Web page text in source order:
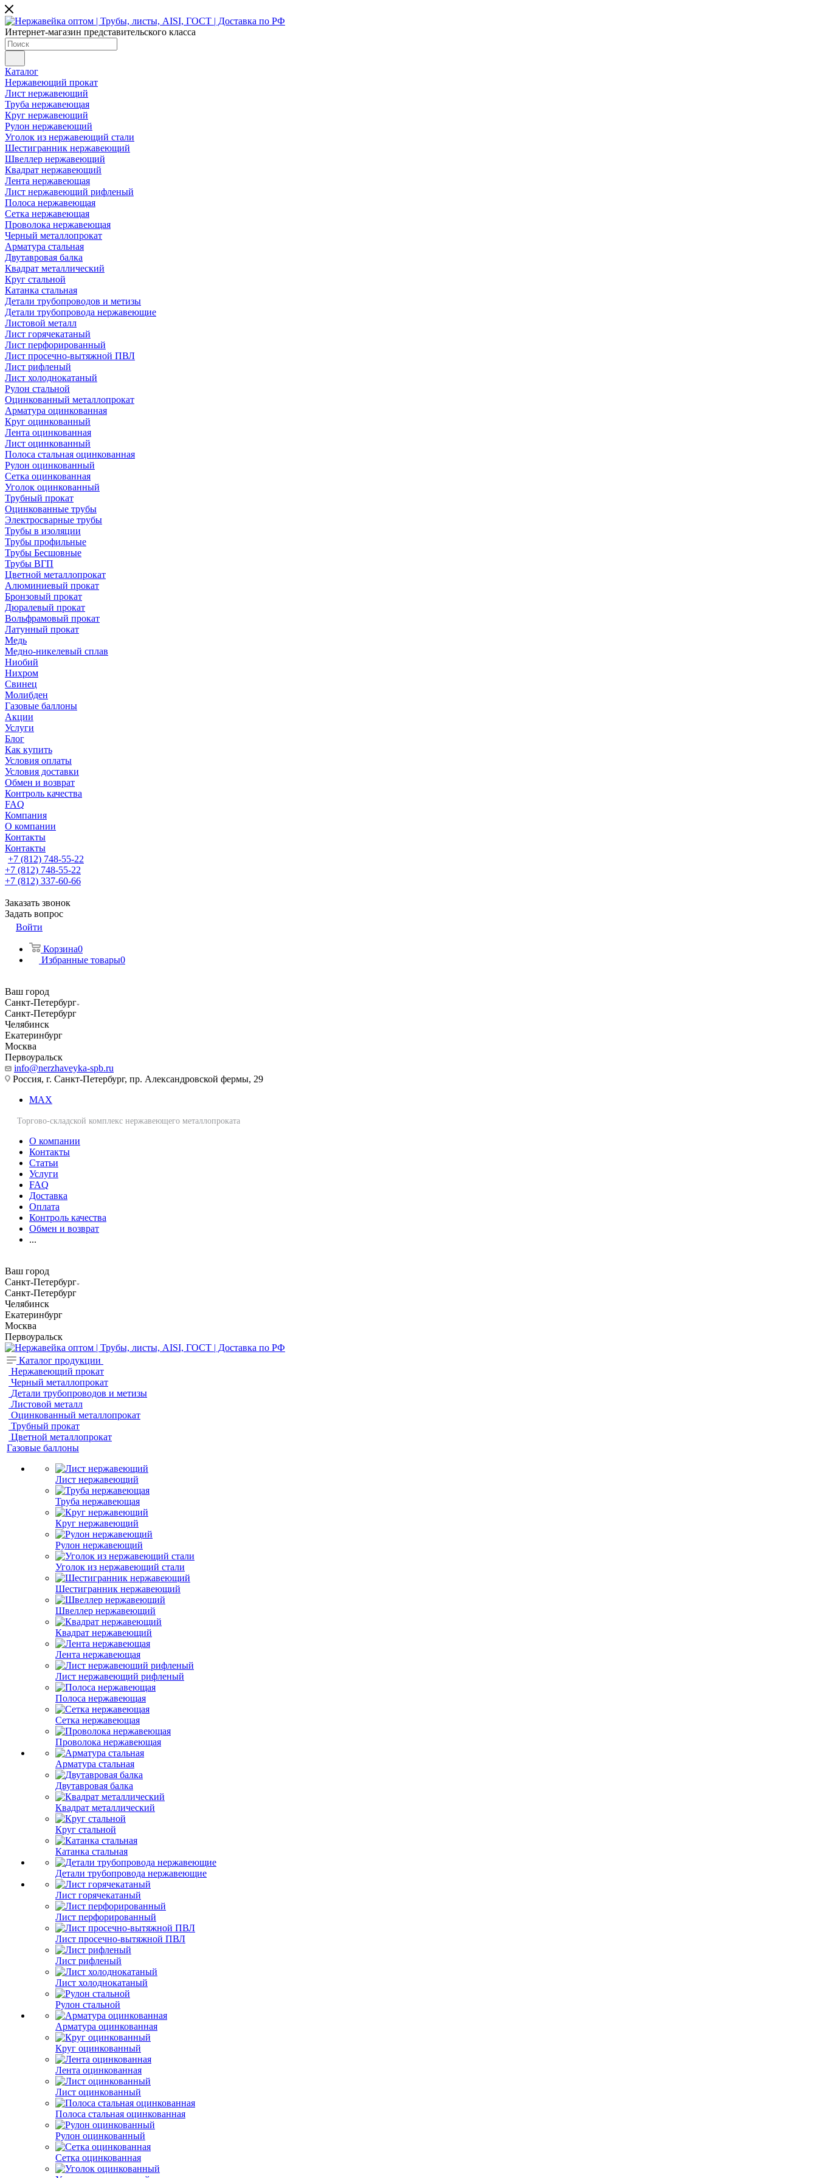
Интернет-магазин представительского класса
Каталог
Нержавеющий прокат
Лист нержавеющий
Труба нержавеющая
Круг нержавеющий
Рулон нержавеющий
Уголок из нержавеющий стали
Шестигранник нержавеющий
Швеллер нержавеющий
Квадрат нержавеющий
Лента нержавеющая
Лист нержавеющий рифленый
Полоса нержавеющая
Сетка нержавеющая
Проволока нержавеющая
Черный металлопрокат
Арматура стальная
Двутавровая балка
Квадрат металлический
Круг стальной
Катанка стальная
Детали трубопроводов и метизы
Детали трубопровода нержавеющие
Листовой металл
Лист горячекатаный
Лист перфорированный
Лист просечно-вытяжной ПВЛ
Лист рифленый
Лист холоднокатаный
Рулон стальной
Оцинкованный металлопрокат
Арматура оцинкованная
Круг оцинкованный
Лента оцинкованная
Лист оцинкованный
Полоса стальная оцинкованная
Рулон оцинкованный
Сетка оцинкованная
Уголок оцинкованный
Трубный прокат
Оцинкованные трубы
Электросварные трубы
Трубы в изоляции
Трубы профильные
Трубы Бесшовные
Трубы ВГП
Цветной металлопрокат
Алюминиевый прокат
Бронзовый прокат
Дюралевый прокат
Вольфрамовый прокат
Латунный прокат
Медь
Медно-никелевый сплав
Ниобий
Нихром
Свинец
Молибден
Газовые баллоны
Акции
Услуги
Блог
Как купить
Условия оплаты
Условия доставки
Обмен и возврат
Контроль качества
FAQ
Компания
О компании
Контакты
Контакты
+7 (812) 748-55-22
+7 (812) 748-55-22
+7 (812) 337-60-66
Заказать звонок
Задать вопрос
Войти
Корзина0
Избранные товары0
Ваш город
Санкт-Петербург
Санкт-Петербург
Челябинск
Екатеринбург
Москва
Первоуральск
info@nerzhaveyka-spb.ru
Россия, г. Санкт-Петербург, пр. Александровской фермы, 29
MAX
Торгово-складской комплекс нержавеющего металлопроката
О компании
Контакты
Статьи
Услуги
FAQ
Доставка
Оплата
Контроль качества
Обмен и возврат
...
Ваш город
Санкт-Петербург
Санкт-Петербург
Челябинск
Екатеринбург
Москва
Первоуральск
Каталог продукции
Нержавеющий прокат
Черный металлопрокат
Детали трубопроводов и метизы
Листовой металл
Оцинкованный металлопрокат
Трубный прокат
Цветной металлопрокат
Газовые баллоны
Лист нержавеющий
Труба нержавеющая
Круг нержавеющий
Рулон нержавеющий
Уголок из нержавеющий стали
Шестигранник нержавеющий
Швеллер нержавеющий
Квадрат нержавеющий
Лента нержавеющая
Лист нержавеющий рифленый
Полоса нержавеющая
Сетка нержавеющая
Проволока нержавеющая
Арматура стальная
Двутавровая балка
Квадрат металлический
Круг стальной
Катанка стальная
Детали трубопровода нержавеющие
Лист горячекатаный
Лист перфорированный
Лист просечно-вытяжной ПВЛ
Лист рифленый
Лист холоднокатаный
Рулон стальной
Арматура оцинкованная
Круг оцинкованный
Лента оцинкованная
Лист оцинкованный
Полоса стальная оцинкованная
Рулон оцинкованный
Сетка оцинкованная